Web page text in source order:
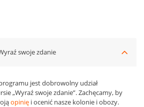
swoje zdanie
jest dobrowolny udział
„Wyraź swoje zdanie”. Zachęcamy, by
opinięi ocenić nasze kolonie i obozy.